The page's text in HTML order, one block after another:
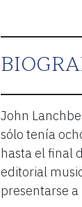
John
sólo tenía
hasta el final
editorial
presentarse